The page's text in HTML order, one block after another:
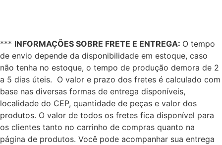
*** INFORMAÇÕES SOBRE FRETE E ENTREGA: O tempo
de envio depende da disponibilidade em estoque, caso
não tenha no estoque, o tempo de produção demora de 2
a 5 dias úteis. O valor e prazo dos fretes é calculado com
base nas diversas formas de entrega disponíveis,
localidade do CEP, quantidade de peças e valor dos
produtos. O valor de todos os fretes fica disponível para
os clientes tanto no carrinho de compras quanto na
página de produtos. Você pode acompanhar sua entrega